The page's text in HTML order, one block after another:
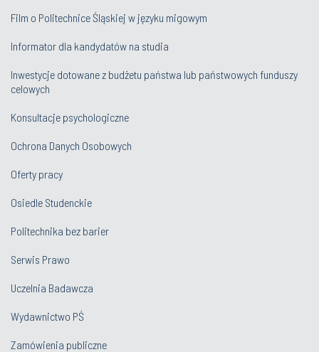
Film o Politechnice Śląskiej w języku migowym
Informator dla kandydatów na studia
Inwestycje dotowane z budżetu państwa lub państwowych funduszy
celowych
Konsultacje psychologiczne
Ochrona Danych Osobowych
Oferty pracy
Osiedle Studenckie
Politechnika bez barier
Serwis Prawo
Uczelnia Badawcza
Wydawnictwo PŚ
Zamówienia publiczne